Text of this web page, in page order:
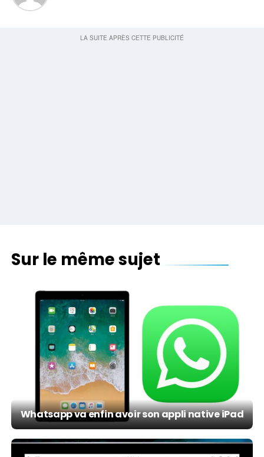
Sur le même sujet
Whatsapp va enfin avoir son appli native iPad